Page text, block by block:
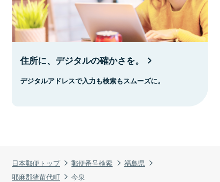
日本郵便トップ 郵便番号検索
福島県
耶麻郡猪苗代町
今泉
住所に、デジタルの確かさを。
デジタルアドレスで入力も検索もスムーズに。